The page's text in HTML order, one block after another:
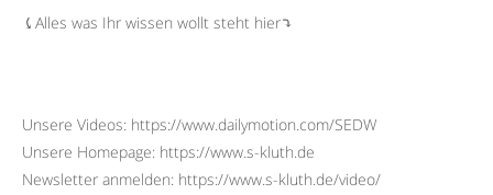
⤹Alles was Ihr wissen wollt steht hier⤵︎
Unsere Videos: https://www.dailymotion.com/SEDW
Unsere Homepage: https://www.s-kluth.de
Newsletter anmelden: https://www.s-kluth.de/video/